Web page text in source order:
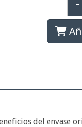
-
del envase